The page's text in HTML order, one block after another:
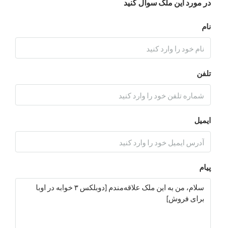
این ملک سوال کنید